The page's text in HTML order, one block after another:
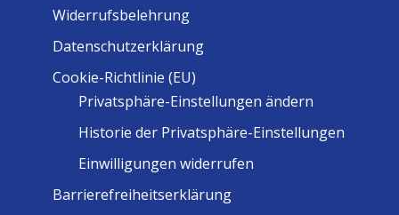
Widerrufsbelehrung
Datenschutzerklärung
Cookie-Richtlinie (EU)
Privatsphäre-Einstellungen ändern
Historie der Privatsphäre-Einstellungen
Einwilligungen widerrufen
Barrierefreiheitserklärung